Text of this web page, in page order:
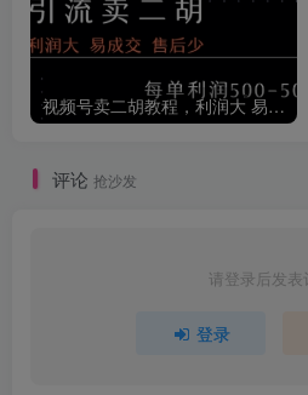
视频号卖二胡教程，利润大 易成交 售后少，一单利润5张+
评论 抢沙发
请登录后发表
登录